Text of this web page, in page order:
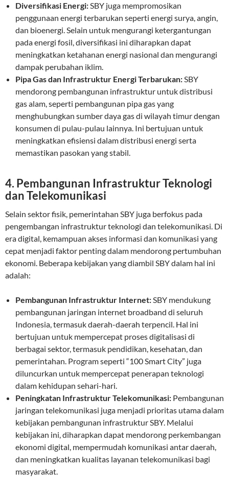
Diversifikasi Energi:SBY juga mempromosikan
penggunaan energi terbarukan seperti energi surya, angin,
dan bioenergi. Selain untuk mengurangi ketergantungan
pada energi fosil, diversifikasi ini diharapkan dapat
meningkatkan ketahanan energi nasional dan mengurangi
dampak perubahan iklim.
Pipa Gas dan Infrastruktur Energi Terbarukan:SBY
mendorong pembangunan infrastruktur untuk distribusi
gas alam, seperti pembangunan pipa gas yang
menghubungkan sumber daya gas di wilayah timur dengan
konsumen di pulau-pulau lainnya. Ini bertujuan untuk
meningkatkan efisiensi dalam distribusi energi serta
memastikan pasokan yang stabil.
4. Pembangunan Infrastruktur Teknologi
dan Telekomunikasi
Selain sektor fisik, pemerintahan SBY juga berfokus pada
pengembangan infrastruktur teknologi dan telekomunikasi. Di
era digital, kemampuan akses informasi dan komunikasi yang
cepat menjadi faktor penting dalam mendorong pertumbuhan
ekonomi. Beberapa kebijakan yang diambil SBY dalam hal ini
adalah:
Pembangunan Infrastruktur Internet:SBY mendukung
pembangunan jaringan internet broadband di seluruh
Indonesia, termasuk daerah-daerah terpencil. Hal ini
bertujuan untuk mempercepat proses digitalisasi di
berbagai sektor, termasuk pendidikan, kesehatan, dan
pemerintahan. Program seperti “100 Smart City” juga
diluncurkan untuk mempercepat penerapan teknologi
dalam kehidupan sehari-hari.
Peningkatan Infrastruktur Telekomunikasi: Pembangunan
jaringan telekomunikasi juga menjadi prioritas utama dalam
kebijakan pembangunan infrastruktur SBY. Melalui
kebijakan ini, diharapkan dapat mendorong perkembangan
ekonomi digital, mempermudah komunikasi antar daerah,
dan meningkatkan kualitas layanan telekomunikasi bagi
masyarakat.